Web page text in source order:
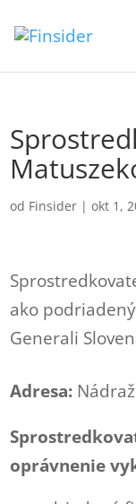
od Finsider |okt 1,
ako
Generali
Adresa:
oprávnenie